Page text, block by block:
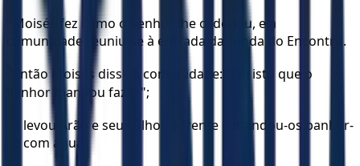
Moisés fez como o Senhor lhe ordenou, e a
comunidade reuniu-se à entrada da Tenda do Encontro.
Então Moisés disse à comunidade: "Foi isto que o
Senhor mandou fazer";
e levou Arão e seus filhos à frente e mandou-os banhar-
se com água;